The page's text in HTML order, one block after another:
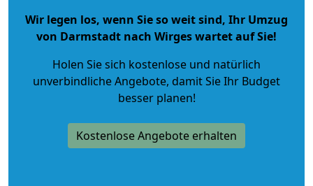
Wir legen los, wenn Sie so weit sind, Ihr Umzug
von Darmstadt nach Wirges wartet auf Sie!
Holen Sie sich kostenlose und natürlich
unverbindliche Angebote, damit Sie Ihr Budget
besser planen!
Kostenlose Angebote erhalten